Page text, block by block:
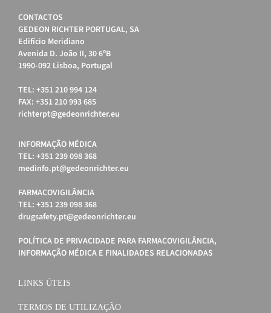
CONTACTOS
GEDEON RICHTER PORTUGAL, SA
Edifício Meridiano
Avenida D. João II, 30 6ºB
1990-092 Lisboa, Portugal
TEL: +351 210 994 124
FAX: +351 210 993 685
richterpt@gedeonrichter.eu
INFORMAÇÃO MÉDICA
TEL: +351 239 098 368
medinfo.pt@gedeonrichter.eu
FARMACOVIGILÂNCIA
TEL: +351 239 098 368
drugsafety.pt@gedeonrichter.eu
POLÍTICA DE PRIVACIDADE PARA FARMACOVIGILÂNCIA,
INFORMAÇÃO MÉDICA E FINALIDADES RELACIONADAS
LINKS ÚTEIS
TERMOS DE UTILIZAÇÃO